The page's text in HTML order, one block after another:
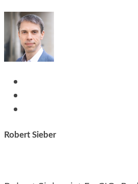
Robert Sieber